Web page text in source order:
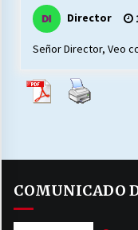
Director
Señor Director, Veo
COMUNICADO